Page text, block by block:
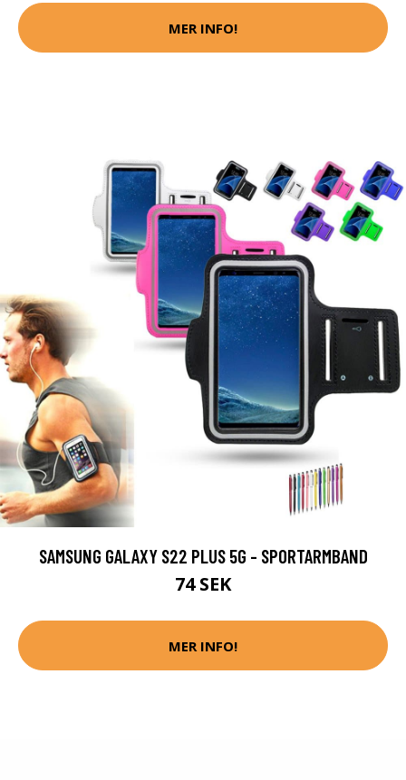
MER INFO!
SAMSUNG GALAXY S22 PLUS 5G - SPORTARMBAND
74 SEK
MER INFO!